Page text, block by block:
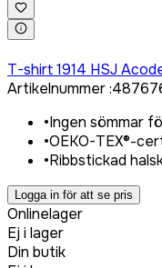
T-shirt 1914 HSJ
Artikelnummer:
•Ingen sömmar
•OEKO-TEX®-
•Ribbstickad
Logga in för att se pris
Onlinelager
Ej i lager
Din butik